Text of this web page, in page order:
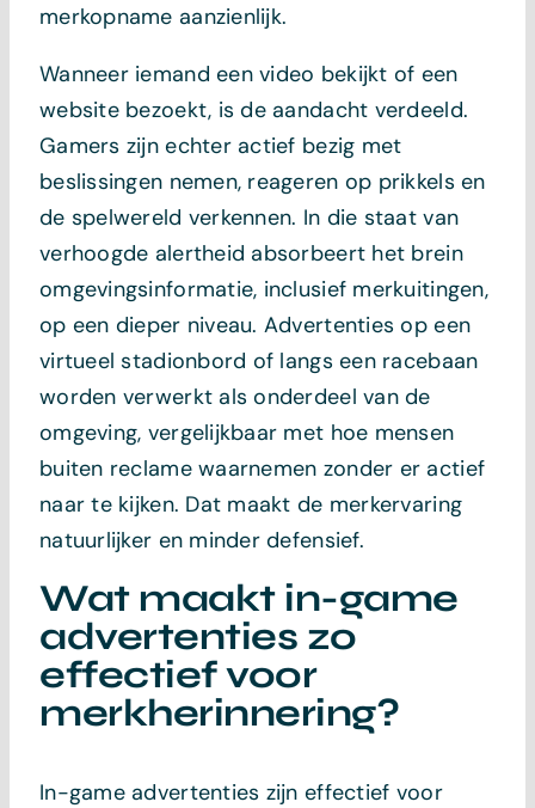
merkopname aanzienlijk.
Wanneer iemand een video bekijkt of een
website bezoekt, is de aandacht verdeeld.
Gamers zijn echter actief bezig met
beslissingen nemen, reageren op prikkels en
de spelwereld verkennen. In die staat van
verhoogde alertheid absorbeert het brein
omgevingsinformatie, inclusief merkuitingen,
op een dieper niveau. Advertenties op een
virtueel stadionbord of langs een racebaan
worden verwerkt als onderdeel van de
omgeving, vergelijkbaar met hoe mensen
buiten reclame waarnemen zonder er actief
naar te kijken. Dat maakt de merkervaring
natuurlijker en minder defensief.
Wat maakt in-game
advertenties zo
effectief voor
merkherinnering?
In-game advertenties zijn effectief voor